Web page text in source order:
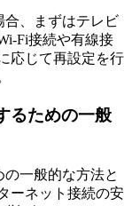
合、まずはテレビ
Fi接続や有線接
応じて再設定を行
るための一般
一般的な方法と
ーネット接続の安